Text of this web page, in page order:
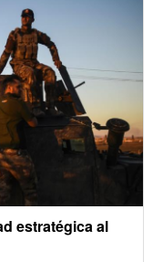
estratégica al